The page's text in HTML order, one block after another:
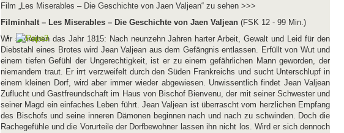
Film „Les Miserables – Die Geschichte von Jaen Valjean“ zu sehen >>>
Filminhalt – Les Miserables – Die Geschichte von Jaen Valjean(FSK 12 - 99 Min.)
Wir schreiben das Jahr 1815: Nach neunzehn Jahren harter Arbeit, Gewalt und Leid für den
Diebstahl eines Brotes wird Jean Valjean aus dem Gefängnis entlassen. Erfüllt von Wut und
einem tiefen Gefühl der Ungerechtigkeit, ist er zu einem gefährlichen Mann geworden, der
niemandem traut. Er irrt verzweifelt durch den Süden Frankreichs und sucht Unterschlupf in
einem kleinen Dorf, wird aber immer wieder abgewiesen. Unwissentlich findet Jean Valjean
Zuflucht und Gastfreundschaft im Haus von Bischof Bienvenu, der mit seiner Schwester und
seiner Magd ein einfaches Leben führt. Jean Valjean ist überrascht vom herzlichen Empfang
des Bischofs und seine inneren Dämonen beginnen nach und nach zu schwinden. Doch die
Rachegefühle und die Vorurteile der Dorfbewohner lassen ihn nicht los. Wird er sich dennoch